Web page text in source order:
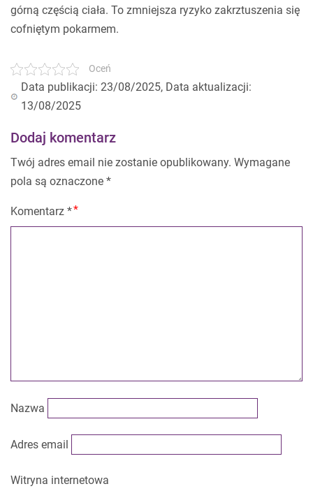
górną częścią ciała. To zmniejsza ryzyko zakrztuszenia się
cofniętym pokarmem.
Oceń
Data publikacji: 23/08/2025, Data aktualizacji:
13/08/2025
Dodaj komentarz
Twój adres email nie zostanie opublikowany. Wymagane
pola są oznaczone *
Komentarz *
Nazwa
Adres email
Witryna internetowa